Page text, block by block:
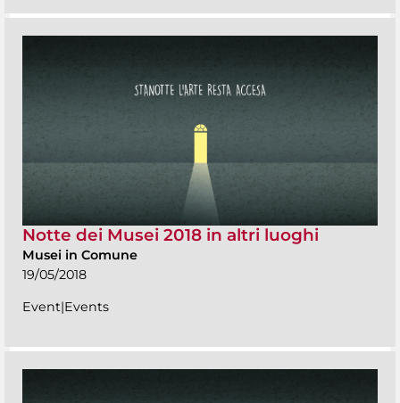
Notte dei Musei 2018 in altri luoghi
Musei in Comune
19/05/2018
Event|Events